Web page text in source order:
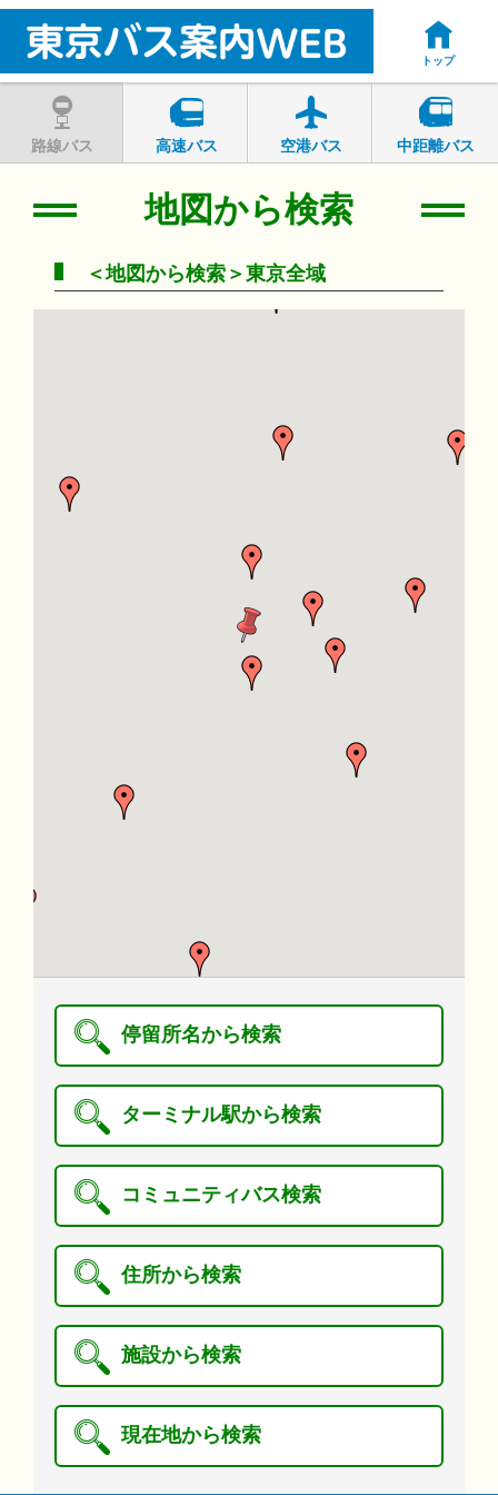
トップ
路線バス 高速バス 空港バス 中距離バス
地図から検索
＜地図から検索＞東京全域
停留所名から検索
ターミナル駅から検索
コミュニティバス検索
住所から検索
施設から検索
現在地から検索